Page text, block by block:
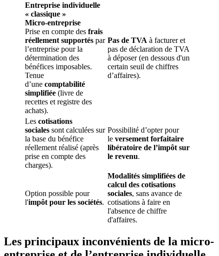
Entreprise individuelle
« classique »
Micro-entreprise
Prise en compte des frais
réellement supportés par
l’entreprise pour la
détermination des
bénéfices imposables.
Tenue
d’une comptabilité
simplifiée (livre de
recettes et registre des
achats).
Pas de TVA à facturer et
pas de déclaration de TVA
à déposer (en dessous d'un
certain seuil de chiffres
d’affaires).
Les cotisations
sociales sont calculées sur
la base du bénéfice
réellement réalisé (après
prise en compte des
charges).
Possibilité d’opter pour
le versement forfaitaire
libératoire de l’impôt sur
le revenu.
Option possible pour
l'impôt pour les sociétés.
Modalités simplifiées de
calcul des cotisations
sociales, sans avance de
cotisations à faire en
l'absence de chiffre
d'affaires.
Les principaux inconvénients de la micro-